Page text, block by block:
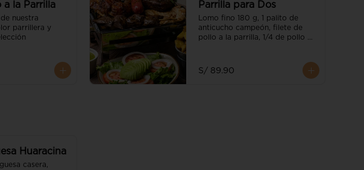
a la Parrilla
nuestra
parrillera y
Parrilla para Dos
Lomo fino 180 g, 1 palito de
anticucho campeón, filete de
pollo a la parrilla, 1/4 de pollo
papas nativas y ensalada de la
casa
S/ 89.90
Huaracina
casera,